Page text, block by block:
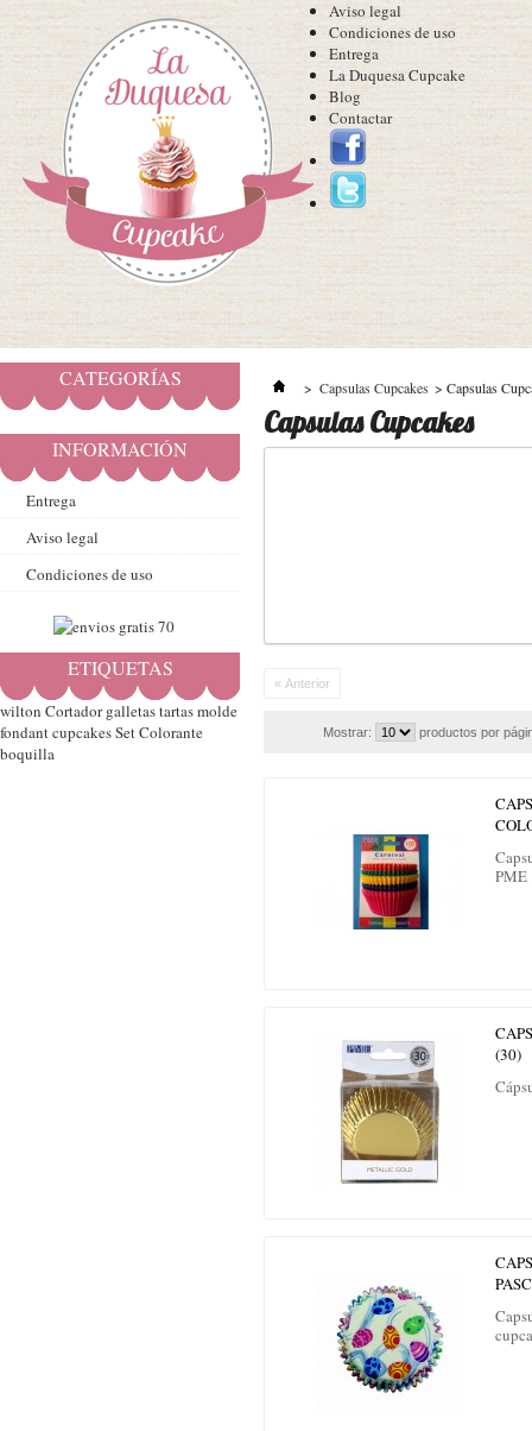
Aviso legal
Condiciones de uso
Entrega
La Duquesa Cupcake
Blog
Contactar
CATEGORÍAS
INFORMACIÓN
Entrega
Aviso legal
Condiciones de uso
ETIQUETAS
wilton Cortador galletastartasmolde
fondantcupcakesSetColorante
boquilla
> Capsulas Cupcakes > Capsulas
Capsulas Cupcakes
« Anterior
Mostrar: productos por
PME
(30)